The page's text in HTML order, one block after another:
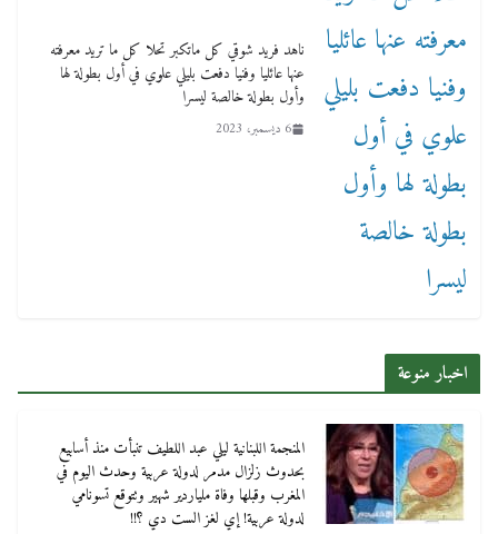
ناهد فريد شوقي كل ماتكبر تحلا كل ما تريد معرفته
عنها عائليا وفنيا دفعت بليلي علوي في أول بطولة لها
وأول بطولة خالصة ليسرا
6 ديسمبر، 2023
اخبار منوعة
المنجمة اللبنانية ليلي عبد اللطيف تنبأت منذ أسابيع
بحدوث زلزال مدمر لدولة عربية وحدث اليوم في
المغرب وقبلها وفاة ملياردير شهير وتتوقع تسونامي
لدولة عربية! إي لغز الست دي ؟!!